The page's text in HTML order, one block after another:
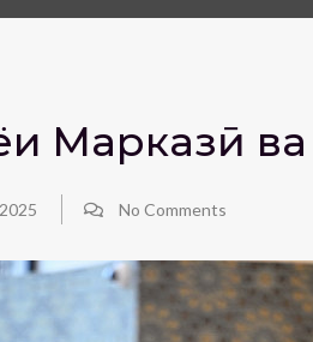
Марказӣ
No Comments